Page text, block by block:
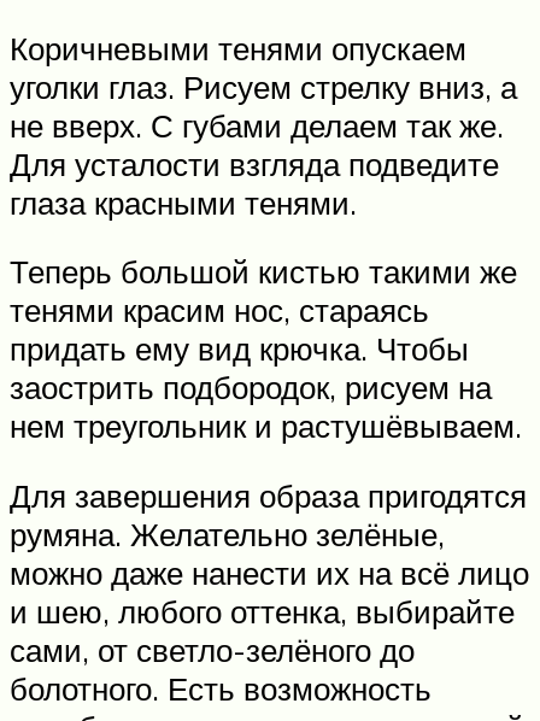
Коричневыми тенями опускаем
уголки глаз. Рисуем стрелку вниз, а
не вверх. С губами делаем так же.
Для усталости взгляда подведите
глаза красными тенями.
Теперь большой кистью такими же
тенями красим нос, стараясь
придать ему вид крючка. Чтобы
заострить подбородок, рисуем на
нем треугольник и растушёвываем.
Для завершения образа пригодятся
румяна. Желательно зелёные,
можно даже нанести их на всё лицо
и шею, любого оттенка, выбирайте
сами, от светло-зелёного до
болотного. Есть возможность